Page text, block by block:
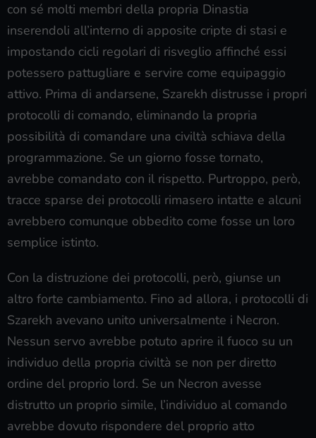
con sé molti membri della propria Dinastia
inserendoli all’interno di apposite cripte di stasi e
impostando cicli regolari di risveglio affinché essi
potessero pattugliare e servire come equipaggio
attivo. Prima di andarsene, Szarekh distrusse i propri
protocolli di comando, eliminando la propria
possibilità di comandare una civiltà schiava della
programmazione. Se un giorno fosse tornato,
avrebbe comandato con il rispetto. Purtroppo, però,
tracce sparse dei protocolli rimasero intatte e alcuni
avrebbero comunque obbedito come fosse un loro
semplice istinto.
Con la distruzione dei protocolli, però, giunse un
altro forte cambiamento. Fino ad allora, i protocolli di
Szarekh avevano unito universalmente i Necron.
Nessun servo avrebbe potuto aprire il fuoco su un
individuo della propria civiltà se non per diretto
ordine del proprio lord. Se un Necron avesse
distrutto un proprio simile, l’individuo al comando
avrebbe dovuto rispondere del proprio atto